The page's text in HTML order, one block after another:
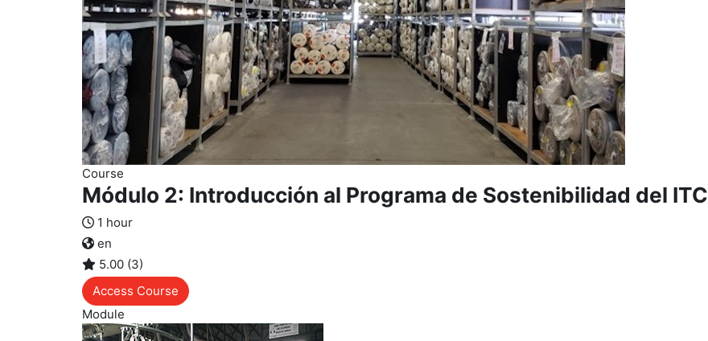
Course
Módulo 2: Introducción al Programa de Sostenibilidad del ITC
1 hour
en
5.00 (3)
Access Course
Module